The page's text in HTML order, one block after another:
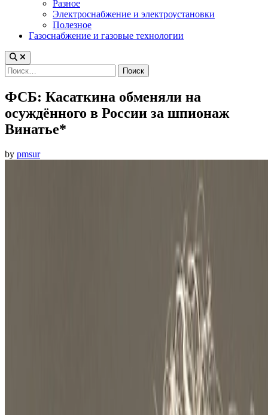
Разное
Электроснабжение и электроустановки
Полезное
Газоснабжение и газовые технологии
Найти:
ФСБ: Касаткина обменяли на
осуждённого в России за шпионаж
Винатье*
by pmsur